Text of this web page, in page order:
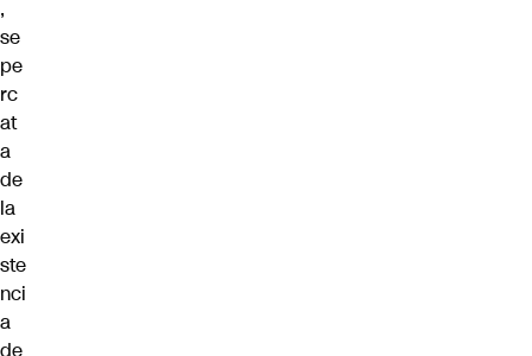
,
se
pe
rc
at
a
de
la
exi
ste
nci
a
de